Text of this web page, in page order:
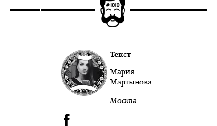
Текст
Мария
Мартынова
Москва